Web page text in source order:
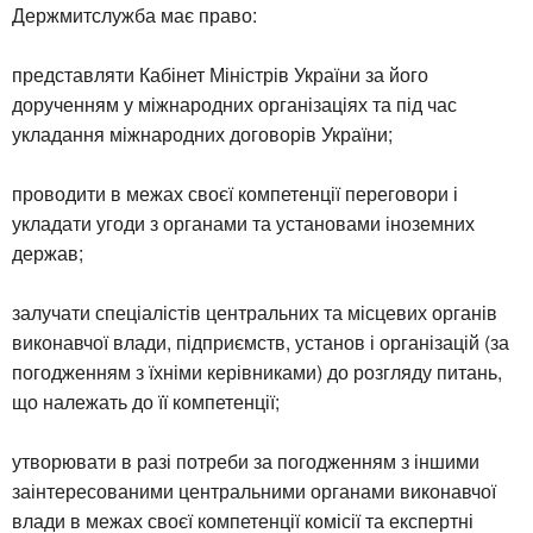
Держмитслужба має право:
представляти Кабінет Міністрів України за його
дорученням у міжнародних організаціях та під час
укладання міжнародних договорів України;
проводити в межах своєї компетенції переговори і
укладати угоди з органами та установами іноземних
держав;
залучати спеціалістів центральних та місцевих органів
виконавчої влади, підприємств, установ і організацій (за
погодженням з їхніми керівниками) до розгляду питань,
що належать до її компетенції;
утворювати в разі потреби за погодженням з іншими
заінтересованими центральними органами виконавчої
влади в межах своєї компетенції комісії та експертні